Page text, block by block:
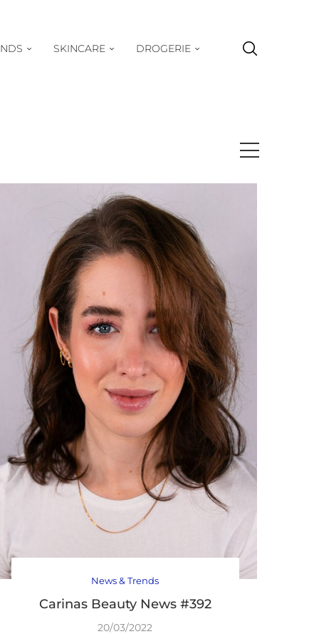
SKINCARE DROGERIE
News & Trends
Carinas Beauty News #392
20/03/2022